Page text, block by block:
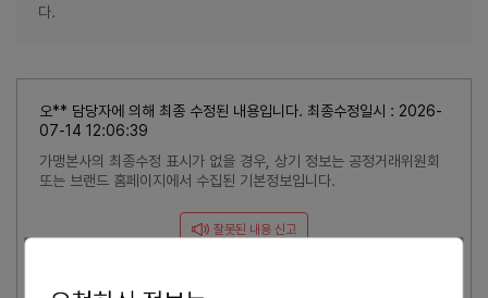
다.
오** 담당자에 의해 최종 수정된 내용입니다. 최종수정일시 : 2026-
07-14 12:06:39
가맹본사의 최종수정 표시가 없을 경우, 상기 정보는 공정거래위원회
또는 브랜드 홈페이지에서 수집된 기본정보입니다.
잘못된 내용 신고
이 브랜드의 담당자이신가요?